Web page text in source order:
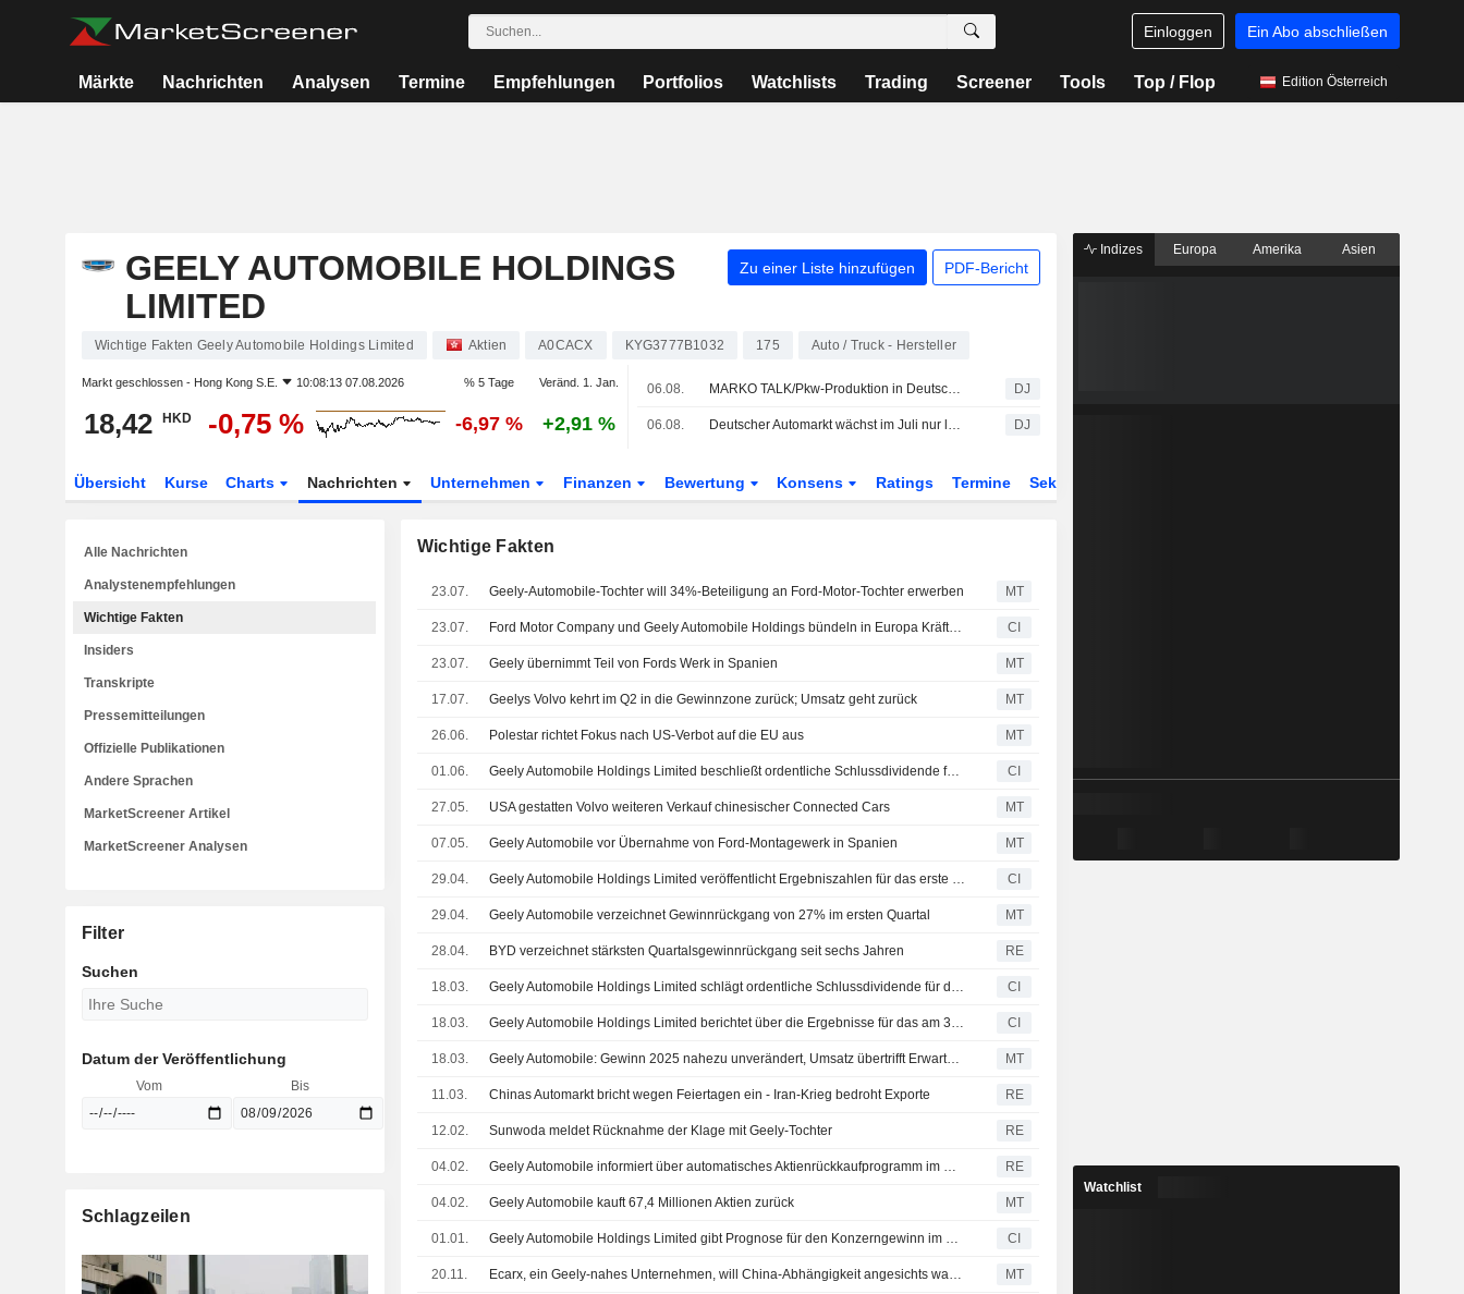
Einloggen Ein Abo abschließen
Märkte Nachrichten Analysen Termine Empfehlungen Portfolios Watchlists Trading Screener Tools Top / Flop Edition Österreich
GEELY AUTOMOBILE HOLDINGS
LIMITED
Zu einer Liste hinzufügen PDF-Bericht
Wichtige Fakten Geely Automobile Holdings Limited Aktien A0CACX KYG3777B1032 175 Auto / Truck - Hersteller
Markt geschlossen - Hong Kong S.E. 10:08:13 07.08.2026 % 5 Tage Veränd. 1. Jan.
18,42 HKD -0,75 % -6,97 % +2,91 %
06.08. MARKO TALK/Pkw-Produktion in Deutschland sinkt im Juli DJ
06.08. Deutscher Automarkt wächst im Juli nur leicht - BYD erneut mit Absatzsprung DJ
Übersicht Kurse Charts Nachrichten Unternehmen Finanzen Bewertung Konsens Ratings Termine Sektor
Wichtige Fakten
23.07. Geely-Automobile-Tochter will 34%-Beteiligung an Ford-Motor-Tochter erwerben MT
23.07. Ford Motor Company und Geely Automobile Holdings bündeln in Europa Kräfte für Produktion der nächsten Multi-Energy-Fahrzeuggeneration in Spanien CI
23.07. Geely übernimmt Teil von Fords Werk in Spanien MT
17.07. Geelys Volvo kehrt im Q2 in die Gewinnzone zurück; Umsatz geht zurück MT
26.06. Polestar richtet Fokus nach US-Verbot auf die EU aus MT
01.06. Geely Automobile Holdings Limited beschließt ordentliche Schlussdividende für das Geschäftsjahr zum 31. Dezember 2025, zahlbar am 30. Juli 2026 CI
27.05. USA gestatten Volvo weiteren Verkauf chinesischer Connected Cars MT
07.05. Geely Automobile vor Übernahme von Ford-Montagewerk in Spanien MT
29.04. Geely Automobile Holdings Limited veröffentlicht Ergebniszahlen für das erste Quartal zum 31. März 2026 CI
29.04. Geely Automobile verzeichnet Gewinnrückgang von 27% im ersten Quartal MT
28.04. BYD verzeichnet stärksten Quartalsgewinnrückgang seit sechs Jahren RE
18.03. Geely Automobile Holdings Limited schlägt ordentliche Schlussdividende für das am 31. Dezember 2025 endende Geschäftsjahr vor, zahlbar am 30. Juli 2026 CI
18.03. Geely Automobile Holdings Limited berichtet über die Ergebnisse für das am 31. Dezember 2025 endende Geschäftsjahr CI
18.03. Geely Automobile: Gewinn 2025 nahezu unverändert, Umsatz übertrifft Erwartungen; Aktie fällt um 3% MT
11.03. Chinas Automarkt bricht wegen Feiertagen ein - Iran-Krieg bedroht Exporte RE
12.02. Sunwoda meldet Rücknahme der Klage mit Geely-Tochter RE
04.02. Geely Automobile informiert über automatisches Aktienrückkaufprogramm im Wert von 2,3 Milliarden HK$ RE
04.02. Geely Automobile kauft 67,4 Millionen Aktien zurück MT
01.01. Geely Automobile Holdings Limited gibt Prognose für den Konzerngewinn im Gesamtjahr 2026 bekannt CI
20.11. Ecarx, ein Geely-nahes Unternehmen, will China-Abhängigkeit angesichts wachsender geopolitischer Spannungen reduzieren MT
Alle Nachrichten
Analystenempfehlungen
Wichtige Fakten
Insiders
Transkripte
Pressemitteilungen
Offizielle Publikationen
Andere Sprachen
MarketScreener Artikel
MarketScreener Analysen
Filter
Suchen
Datum der Veröffentlichung
Vom Bis
Schlagzeilen
Indizes Europa Amerika Asien
Watchlist